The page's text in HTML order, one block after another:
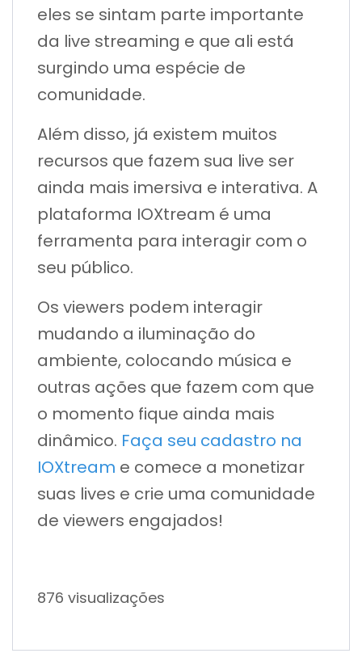
eles se sintam parte importante
da live streaming e que ali está
surgindo uma espécie de
comunidade.
Além disso, já existem muitos
recursos que fazem sua live ser
ainda mais imersiva e interativa. A
plataforma IOXtream é uma
ferramenta para interagir com o
seu público.
Os viewers podem interagir
mudando a iluminação do
ambiente, colocando música e
outras ações que fazem com que
o momento fique ainda mais
dinâmico. Faça seu cadastro na
IOXtream e comece a monetizar
suas lives e crie uma comunidade
de viewers engajados!
876 visualizações